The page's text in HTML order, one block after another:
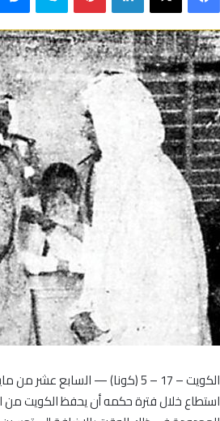
استطاع خلال فترة حكمه أن يحفظ الكويت من